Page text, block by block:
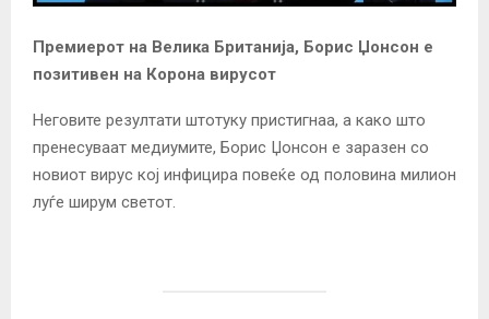
Премиерот на Велика Британија, Борис Џонсон е
позитивен на Корона вирусот
Неговите резултати штотуку пристигнаа, а како што
пренесуваат медиумите, Борис Џонсон е заразен со
новиот вирус кој инфицира повеќе од половина милион
луѓе ширум светот.